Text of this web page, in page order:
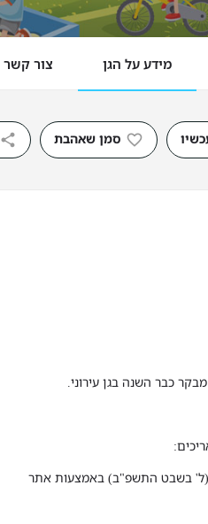
מידע על הגן צור קשר
סמן שאהבת
כבר השנה בגן עירוני.
03.01.2022 (א' בשבט התשפ"ב) עד 01.02.2022 (ל' בשבט התשפ"ב) באמצעות אתר